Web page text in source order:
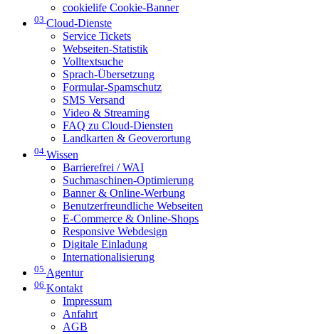
cookielife Cookie-Banner
03 Cloud-Dienste
Service Tickets
Webseiten-Statistik
Volltextsuche
Sprach-Übersetzung
Formular-Spamschutz
SMS Versand
Video & Streaming
FAQ zu Cloud-Diensten
Landkarten & Geoverortung
04 Wissen
Barrierefrei / WAI
Suchmaschinen-Optimierung
Banner & Online-Werbung
Benutzerfreundliche Webseiten
E-Commerce & Online-Shops
Responsive Webdesign
Digitale Einladung
Internationalisierung
05 Agentur
06 Kontakt
Impressum
Anfahrt
AGB